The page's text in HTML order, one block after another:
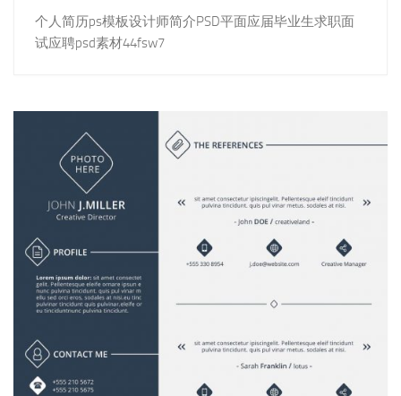
个人简历ps模板设计师简介PSD平面应届毕业生求职面
试应聘psd素材44fsw7